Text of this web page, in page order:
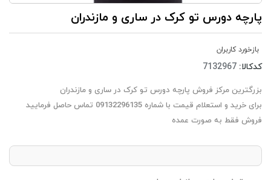
پارچه دورس تو کرک در ساری و مازندران
بازخورد کاربران
کدکالا:
بزرگترین مرکز فروش پارچه دورس تو کرک در ساری و مازندران
برای خرید و استعلام قیمت با شماره 09132296135 تماس حاصل فرمایید
فروش فقط به صورت عمده